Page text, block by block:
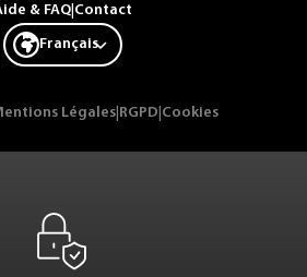
& FAQ| Contact
Français
Légales RGPD Cookies